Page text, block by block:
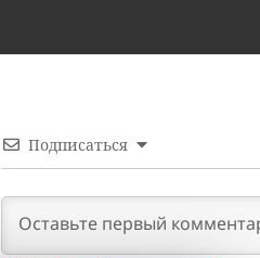
Подписаться